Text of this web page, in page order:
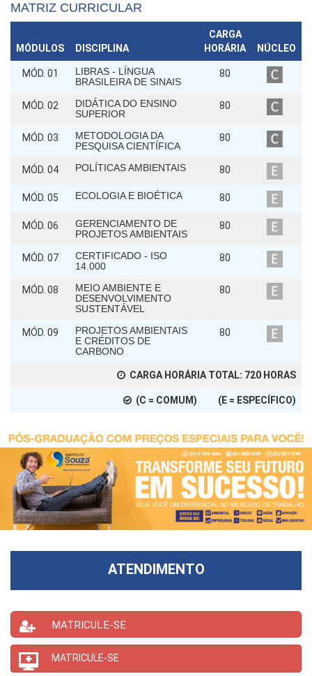
MATRIZ CURRICULAR
MÓDULOS DISCIPLINA
CARGA
HORÁRIA
NÚCLEO
MÓD. 01
LIBRAS - LÍNGUA
BRASILEIRA DE SINAIS
80
MÓD. 02
DIDÁTICA DO ENSINO
SUPERIOR
80
MÓD. 03
METODOLOGIA DA
PESQUISA CIENTÍFICA
80
MÓD. 04 POLÍTICAS AMBIENTAIS 80
MÓD. 05 ECOLOGIA E BIOÉTICA 80
MÓD. 06
GERENCIAMENTO DE
PROJETOS AMBIENTAIS
80
MÓD. 07
CERTIFICADO - ISO
14.000
80
MÓD. 08
MEIO AMBIENTE E
DESENVOLVIMENTO
SUSTENTÁVEL
80
MÓD. 09
PROJETOS AMBIENTAIS
E CRÉDITOS DE
CARBONO
80
CARGA HORÁRIA TOTAL: 720 HORAS
(C = COMUM) (E = ESPECÍFICO)
ATENDIMENTO
MATRICULE-SE
MATRICULE-SE